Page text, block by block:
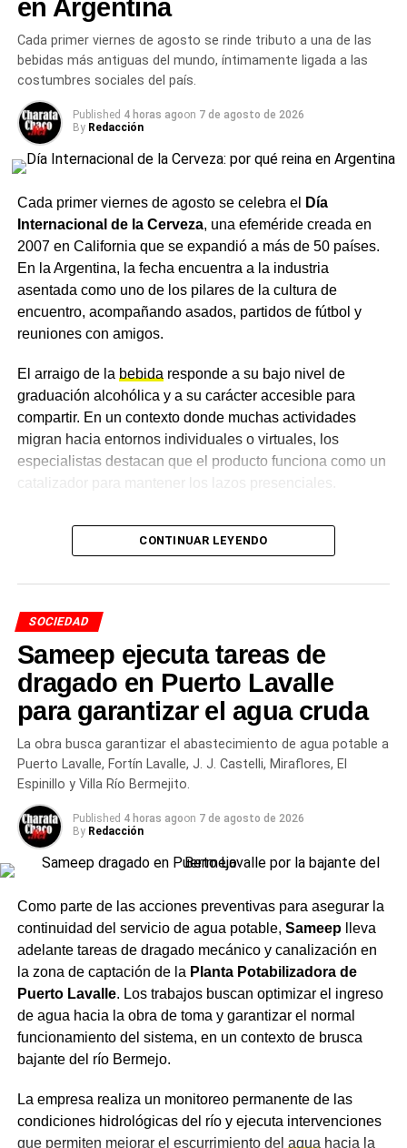
en Argentina
Cada primer viernes de agosto se rinde tributo a una de las
bebidas más antiguas del mundo, íntimamente ligada a las
costumbres sociales del país.
Published 4 horas agoon 7 de agosto de 2026
By Redacción
Cada primer viernes de agosto se celebra el
Día
Internacional de la Cerveza, una efeméride creada en
2007 en California que se expandió a más de 50 países.
En la Argentina, la fecha encuentra a la industria
asentada como uno de los pilares de la cultura de
encuentro, acompañando asados, partidos de fútbol y
reuniones con amigos.
El arraigo de la bebida responde a su bajo nivel de
graduación alcohólica y a su carácter accesible para
compartir. En un contexto donde muchas actividades
migran hacia entornos individuales o virtuales, los
especialistas destacan que el producto funciona como un
catalizador para mantener los lazos presenciales.
Cambios en las preferencias y
Durante los últimos años, el perfil del consumidor
argentino atravesó una transformación visible. Si bien las
variedades tradicionales rubias sostienen el mayor
volumen de ventas, se consolidó la búsqueda de nuevos
estilos artesanales, combinaciones gastronómicas y
alternativas de menor graduación.
Entre las tendencias de
mercado sobresalen los
siguientes aspectos:
Crecimiento del segmento sin alcohol: Las
variantes 0.0% ganaron terreno entre consumidores
que buscan balancear hidratación o conducir sin
riesgos sin abandonar el ritual social.
Mapeo de maridajes: La cerveza amplió su
presencia en la gastronomía formal, combinándose
con carnes a las brasas, pastas e incluso postres.
envío a domicilio registraron subas constantes en
la demanda, especialmente durante eventos
CONTINUAR LEYENDO
SOCIEDAD
Sameep ejecuta tareas de
dragado en Puerto Lavalle
para garantizar el agua cruda
La obra busca garantizar el abastecimiento de agua potable a
Puerto Lavalle, Fortín Lavalle, J. J. Castelli, Miraflores, El
Espinillo y Villa Río Bermejito.
Published 4 horas agoon 7 de agosto de 2026
By Redacción
Como parte de las acciones preventivas para asegurar la
continuidad del servicio de agua potable, Sameeplleva
adelante tareas de dragado mecánico y canalización en
la zona de captación de la Planta Potabilizadora de
Puerto Lavalle. Los trabajos buscan optimizar el ingreso
de agua hacia la obra de toma y garantizar el normal
funcionamiento del sistema, en un contexto de brusca
bajante del río Bermejo.
La empresa realiza un monitoreo permanente de las
condiciones hidrológicas del río y ejecuta intervenciones
que permiten mejorar el escurrimiento del agua hacia la